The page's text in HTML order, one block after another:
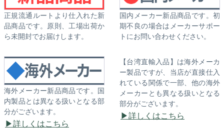
正規流通ルートより仕入れた新
品商品です。原則、工場出荷か
ら未開封でお届けします。
国内メーカー新品商品です。初
期不良の場合はメーカーサポー
トにお問い合わせください。
海外メーカー新品商品です。国
内製品とは異なる扱いとなる部
分がございます。
詳しくはこちら
【台湾直輸入品】は海外メーカ
ー製品ですが、当店が直接仕入
れている関係で一部、他の海外
メーカーとも異なる扱いとなる
部分がございます。
詳しくはこちら